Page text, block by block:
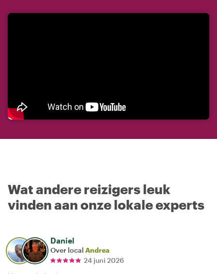
Wat andere reizigers leuk
vinden aan onze lokale experts
Daniel
Over local Andrea
24 juni 2026